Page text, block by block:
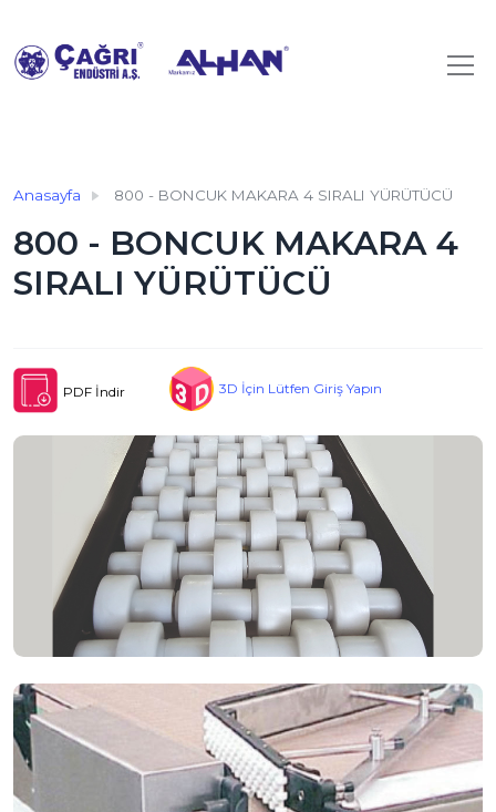
Anasayfa 800 - BONCUK MAKARA 4 SIRALI YÜRÜTÜCÜ
800 - BONCUK MAKARA 4
SIRALI YÜRÜTÜCÜ
PDF İndir 3D İçin Lütfen Giriş Yapın